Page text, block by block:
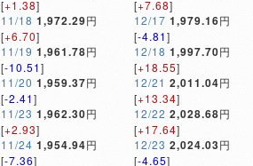
[+1.38]
11/18 1,972.29円
[+6.70]
11/19 1,961.78円
[-10.51]
11/20 1,959.37円
[-2.41]
11/23 1,962.30円
[+2.93]
11/24 1,954.94円
[-7.36]
[+7.68]
12/17 1,979.16円
[-4.81]
12/18 1,997.70円
[+18.55]
12/21 2,011.04円
[+13.34]
12/22 2,028.68円
[+17.64]
12/23 2,024.03円
[-4.65]